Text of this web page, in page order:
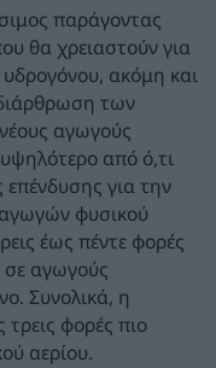
παράγοντας
θα χρειαστούν για
ακόμη και
των
αγωγούς
από ό,τι
επένδυσης για την
φυσικού
έως πέντε φορές
αγωγούς
Συνολικά, η
φορές πιο
αερίου.